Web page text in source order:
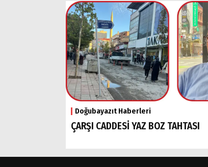
Doğubayazıt Haberleri
ÇARŞI CADDESİ YAZ BOZ TAHTASI